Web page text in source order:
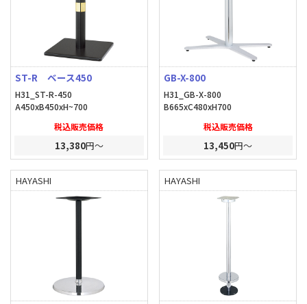
ST-R ベース450
H31_ST-R-450
A450xB450xH~700
税込販売価格
13,380円～
GB-X-800
H31_GB-X-800
B665xC480xH700
税込販売価格
13,450円～
HAYASHI HAYASHI